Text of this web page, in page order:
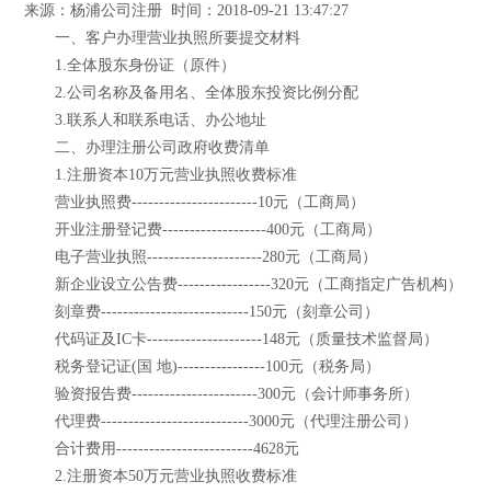
来源：杨浦公司注册 时间：2018-09-21 13:47:27
一、客户办理营业执照所要提交材料
1.全体股东身份证（原件）
2.公司名称及备用名、全体股东投资比例分配
3.联系人和联系电话、办公地址
二、办理注册公司政府收费清单
1.注册资本10万元营业执照收费标准
营业执照费-----------------------10元（工商局）
开业注册登记费-------------------400元（工商局）
电子营业执照---------------------280元（工商局）
新企业设立公告费-----------------320元（工商指定广告机构）
刻章费---------------------------150元（刻章公司）
代码证及IC卡---------------------148元（质量技术监督局）
税务登记证(国 地)----------------100元（税务局）
验资报告费-----------------------300元（会计师事务所）
代理费---------------------------3000元（代理注册公司）
合计费用-------------------------4628元
2.注册资本50万元营业执照收费标准